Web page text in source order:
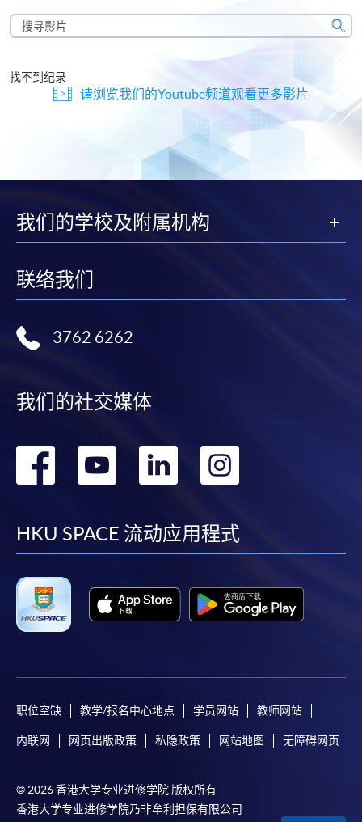
搜
寻
片
搜
找不到纪录
请浏览我们的Youtube频道观看更多影片
我们的学校及附属机构
联络我们
3762 6262
我们的社交媒体
转
facebook
转
youtube
转
linkedin
转
HKU SPACE 流动应用程式
职位空缺 教学/报名中心地点 学员网站 教师网站
内联网 网页出版政策 私隐政策 网站地图 无障碍网页
© 2026 香港大学专业进修学院 版权所有
香港大学专业进修学院乃非牟利担保有限公司